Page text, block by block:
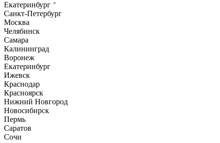
Екатеринбург
Санкт-Петербург
Москва
Челябинск
Самара
Калининград
Воронеж
Екатеринбург
Ижевск
Краснодар
Красноярск
Нижний Новгород
Новосибирск
Пермь
Саратов
Сочи